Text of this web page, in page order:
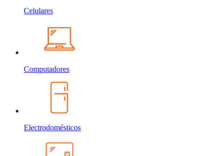
Celulares
Computadores
Electrodomésticos